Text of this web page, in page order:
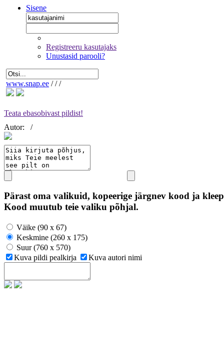
Sisene
Registreeru kasutajaks
Unustasid parooli?
www.snap.ee / / /
Teata ebasobivast pildist!
Autor:
/
Pärast oma valikuid, kopeerige järgnev kood ja
Kood muutub teie valiku põhjal.
Väike (90 x 67)
Keskmine (260 x 175)
Suur (760 x 570)
Kuva pildi pealkirja
Kuva autori nimi